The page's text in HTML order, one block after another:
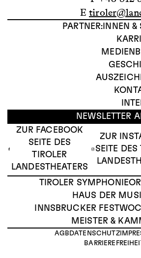
E
PARTNER:INNEN
NEWSLETTER
ZUR FACEBOOK
SEITE DES
TIROLER
LANDESTHEATERS
ZUR
SEITE DES
TIROLER
HAUS DER
INNSBRUCKER
MEISTER &
AGB DATENSCHUTZ